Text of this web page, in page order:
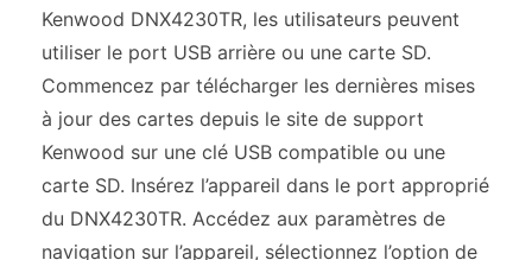
Kenwood DNX4230TR, les utilisateurs peuvent
utiliser le port USB arrière ou une carte SD.
Commencez par télécharger les dernières mises
à jour des cartes depuis le site de support
Kenwood sur une clé USB compatible ou une
carte SD. Insérez l’appareil dans le port approprié
du DNX4230TR. Accédez aux paramètres de
navigation sur l’appareil, sélectionnez l’option de